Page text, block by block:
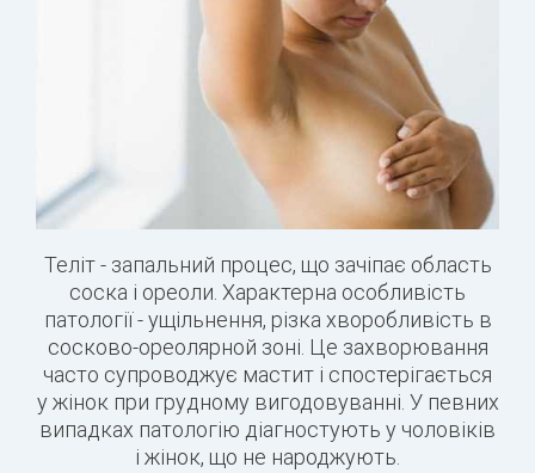
Теліт - запальний процес, що зачіпає область
соска і ореоли. Характерна особливість
патології - ущільнення, різка хворобливість в
сосково-ореолярной зоні. Це захворювання
часто супроводжує мастит і спостерігається
у жінок при грудному вигодовуванні. У певних
випадках патологію діагностують у чоловіків
і жінок, що не народжують.